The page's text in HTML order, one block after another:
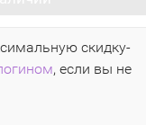
скидку-
, если вы не